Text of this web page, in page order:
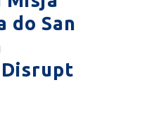
do San
Disrupt